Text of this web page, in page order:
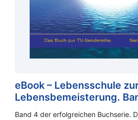
eBook – Lebensschule
Lebensbemeisterung.
Band 4 der erfolgreichen Buchserie.